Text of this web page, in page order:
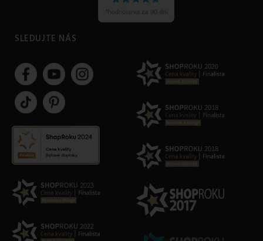
SLEDUJTE NÁS